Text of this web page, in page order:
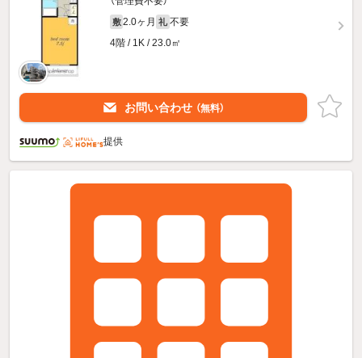
敷 2.0ヶ月 礼 不要
4階 / 1K / 23.0㎡
お問い合わせ （無料）
提供